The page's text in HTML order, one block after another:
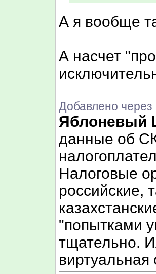
А я вообще
А насчет
Добавлено через
Яблоневый
данные об
Налоговые
российские,
"попытками
тщательно.
виртуальная